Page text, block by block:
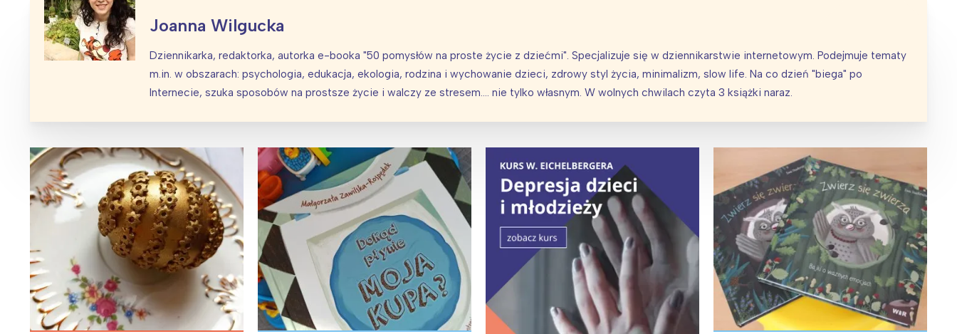
Kwitnąca wiśnia i jej płatki Pszczoła i kwitnący ul Wiewiórka na kwitnącym polu
Joanna Wilgucka
Dziennikarka, redaktorka, autorka e-booka "50 pomysłów na proste życie z dziećmi". Specjalizuje się w dziennikarstwie internetowym. Podejmuje tematy
m.in. w obszarach: psychologia, edukacja, ekologia, rodzina i wychowanie dzieci, zdrowy styl życia, minimalizm, slow life. Na co dzień "biega" po
Internecie, szuka sposobów na prostsze życie i walczy ze stresem.... nie tylko własnym. W wolnych chwilach czyta 3 książki naraz.